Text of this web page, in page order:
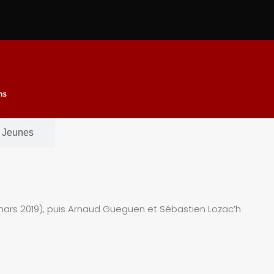
Jeunes
2019), puis Arnaud Gueguen et Sébastien Lozac’h